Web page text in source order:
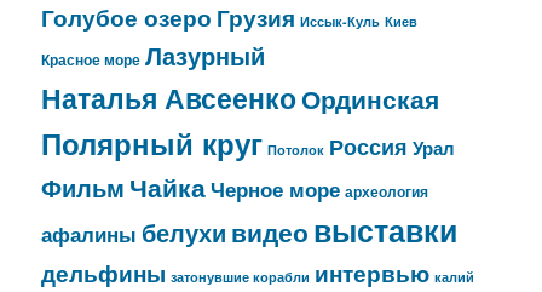
Голубое озеро Грузия Иссык-Куль Киев
Красное море Лазурный
Наталья АвсеенкоОрдинская
Полярный круг Потолок Россия Урал
Фильм ЧайкаЧерное море археология
афалины белухи видеовыставки
дельфины затонувшие корабли интервью калий